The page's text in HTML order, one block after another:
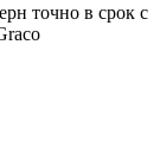
точно в срок с